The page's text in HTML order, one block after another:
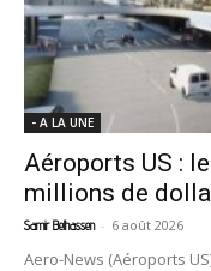
- A LA UNE
Aéroports US :
millions de
Samir Belhassen - 6 août 2026
Aero-News (Aéroports